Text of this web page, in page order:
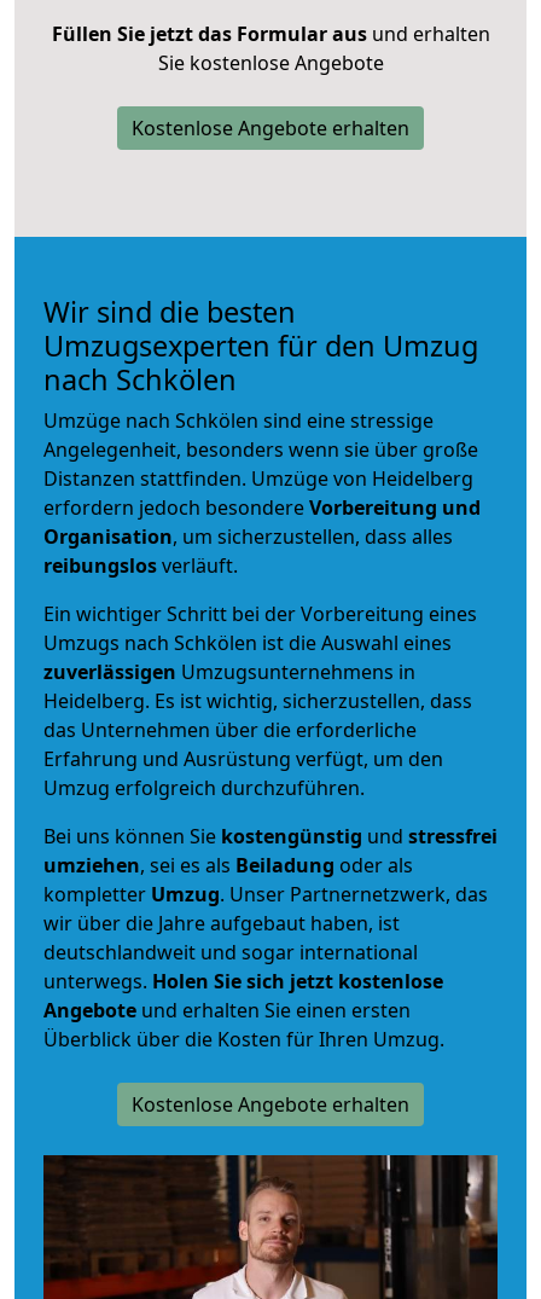
Füllen Sie jetzt das Formular ausund erhalten
Sie kostenlose Angebote
Kostenlose Angebote erhalten
Wir sind die besten
Umzugsexperten für den Umzug
nach Schkölen
Umzüge nach Schkölen sind eine stressige
Angelegenheit, besonders wenn sie über große
Distanzen stattfinden. Umzüge von Heidelberg
erfordern jedoch besondereVorbereitung und
Organisation, um sicherzustellen, dass alles
reibungslosverläuft.
Ein wichtiger Schritt bei der Vorbereitung eines
Umzugs nach Schkölen ist die Auswahl eines
zuverlässigen Umzugsunternehmens in
Heidelberg. Es ist wichtig, sicherzustellen, dass
das Unternehmen über die erforderliche
Erfahrung und Ausrüstung verfügt, um den
Umzug erfolgreich durchzuführen.
Bei uns können Sie kostengünstig und stressfrei
umziehen, sei es als Beiladung oder als
kompletter Umzug. Unser Partnernetzwerk, das
wir über die Jahre aufgebaut haben, ist
deutschlandweit und sogar international
unterwegs. Holen Sie sich jetzt kostenlose
Angebote und erhalten Sie einen ersten
Überblick über die Kosten für Ihren Umzug.
Kostenlose Angebote erhalten